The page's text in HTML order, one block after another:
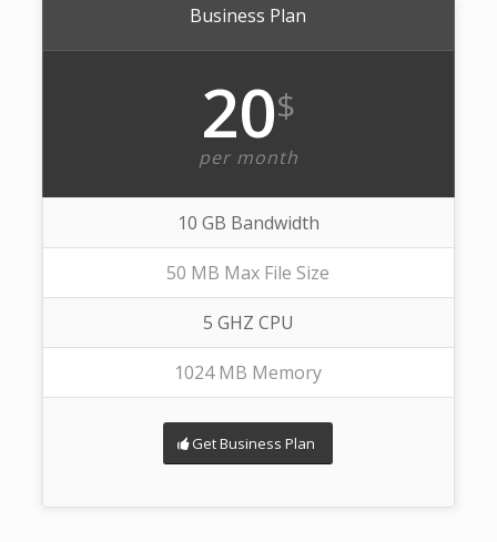
Business Plan
20$
per month
10 GB Bandwidth
50 MB Max File Size
5 GHZ CPU
1024 MB Memory
Get Business Plan